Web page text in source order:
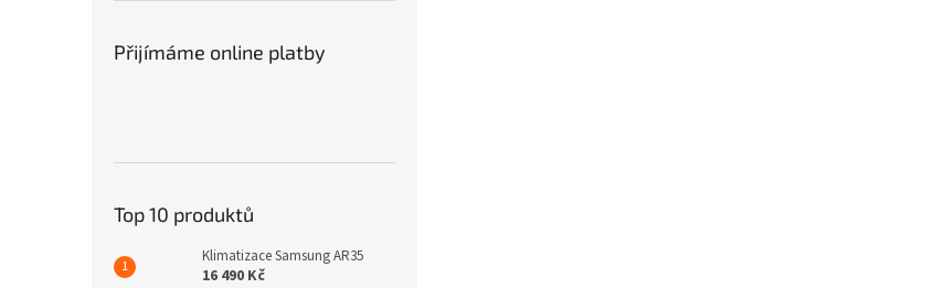
Přijímáme online platby
Top 10 produktů
Klimatizace Samsung AR35
16 490 Kč